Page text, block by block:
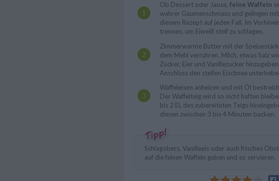
Ob Dessert oder Jause, feine Waffeln
wahrer Gaumenschmaus und gelingen mit
diesem Rezept auf jeden Fall. Im
trennen, um Eiweiß steif zu schlagen.
Zimmerwarme Butter mit der
dem Mehl verrühren. Milch, etwas Salz
Zucker, Eier und Vanillezucker
Anschluss den steifen Eischnee
Waffeleisen anheizen und mit Öl
Der Waffelteig wird so nicht haften
bis 2 EL des zubereiteten Teigs
diesen zwischen 3 bis 4 Minuten backen.
Schlagobers, Vanilleeis oder auch frisches Obst
auf die feinen Waffeln geben und so servieren.